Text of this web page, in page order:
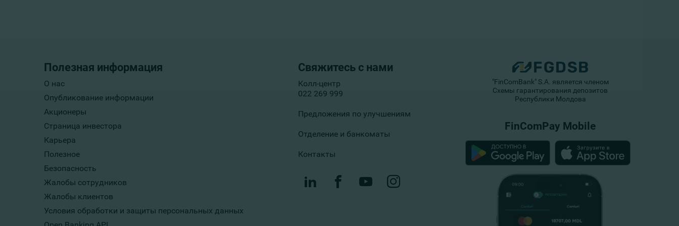
Полезная информация
О нас
Опубликование информации
Акционеры
Страница инвестора
Карьера
Полезное
Безопасность
Жалобы сотрудников
Жалобы клиентов
Условия обработки и защиты персональных данных
Свяжитесь с нами
Колл-центр
022 269 999
Предложения по улучшениям
Отделение и банкоматы
Контакты
"FinComBank" S.A. является членом
Схемы гарантирования депозитов
Республики Молдова
FinComPay Mobile